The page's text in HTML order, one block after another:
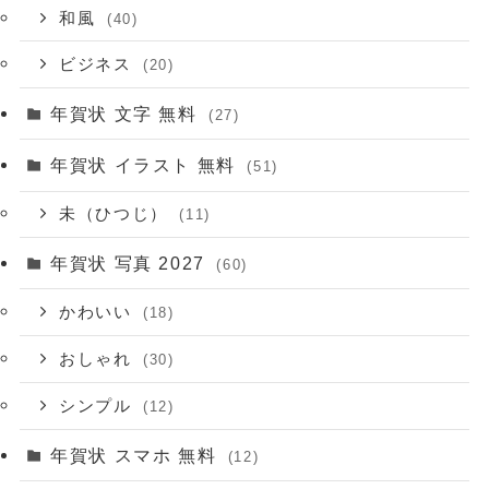
和風 (40)
ビジネス (20)
年賀状 文字 無料 (27)
年賀状 イラスト 無料 (51)
未（ひつじ） (11)
年賀状 写真 2027 (60)
かわいい (18)
おしゃれ (30)
シンプル (12)
年賀状 スマホ 無料 (12)